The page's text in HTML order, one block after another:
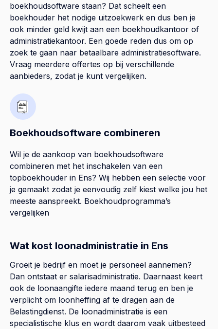
boekhoudsoftware staan? Dat scheelt een
boekhouder het nodige uitzoekwerk en dus ben je
ook minder geld kwijt aan een boekhoudkantoor of
administratiekantoor. Een goede reden dus om op
zoek te gaan naar betaalbare administratiesoftware.
Vraag meerdere offertes op bij verschillende
aanbieders, zodat je kunt vergelijken.
Boekhoudsoftware combineren
Wil je de aankoop van boekhoudsoftware
combineren met het inschakelen van een
topboekhouder in Ens? Wij hebben een selectie voor
je gemaakt zodat je eenvoudig zelf kiest welke jou het
meeste aanspreekt. Boekhoudprogramma’s
vergelijken
Wat kost loonadministratie in Ens
Groeit je bedrijf en moet je personeel aannemen?
Dan ontstaat er salarisadministratie. Daarnaast keert
ook de loonaangifte iedere maand terug en ben je
verplicht om loonheffing af te dragen aan de
Belastingdienst. De loonadministratie is een
specialistische klus en wordt daarom vaak uitbesteed